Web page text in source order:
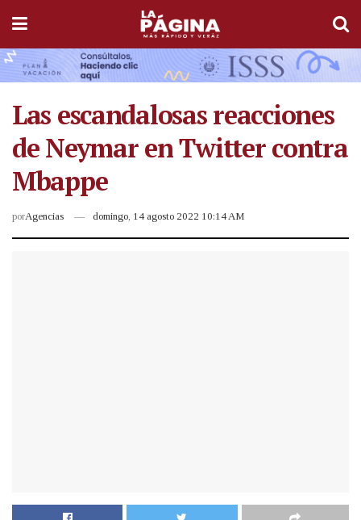
Las escandalosas reacciones
de Neymar en Twitter contra
Mbappe
porAgencias domingo, 14 agosto 2022 10:14 AM